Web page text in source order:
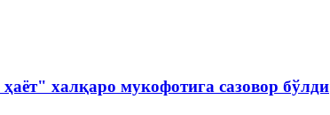
халқаро мукофотига сазовор бўлди